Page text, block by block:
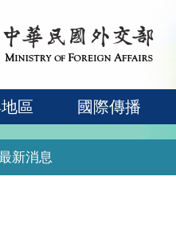
區 國際傳播
新消息